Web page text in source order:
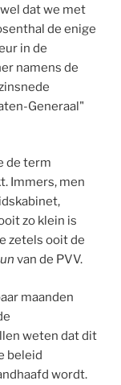
dat we met
de enige
in de
namens de
Generaal"
de term
Immers, men
zo klein is
zetels ooit de
van de PVV.
maanden
weten dat dit
beleid
wordt.